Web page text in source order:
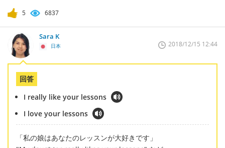
5 6837
Sara K
日本 2018/12/15 12:44
回答
I really like your lessons
I love your lessons
「私の娘はあなたのレッスンが大好きです」